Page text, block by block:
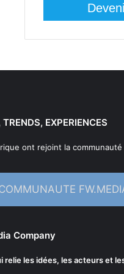
EXPERIENCES
ont rejoint la communauté
Company
relie les idées, les acteurs et